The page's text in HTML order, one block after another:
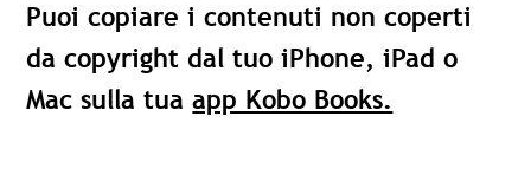
Puoi copiare i contenuti non coperti
da copyright dal tuo iPhone, iPad o
Mac sulla tuaapp Kobo Books.